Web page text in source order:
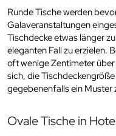
Runde Tische werden
Galaveranstaltungen
Tischdecke etwas länger
eleganten Fall zu erzielen.
oft wenige Zentimeter
sich, die
gegebenenfalls ein Muster
Ovale Tische in